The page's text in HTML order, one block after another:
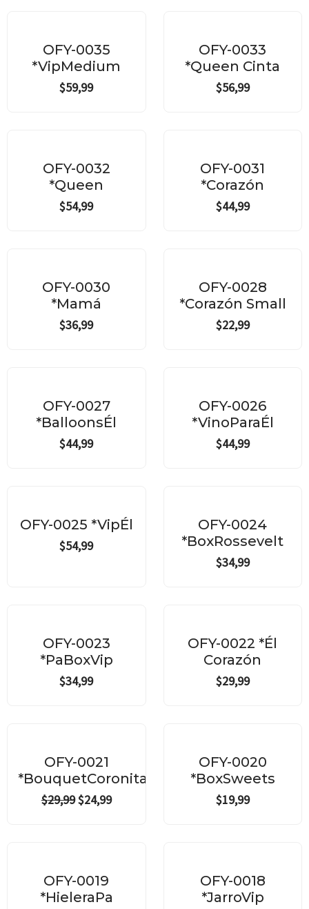
OFY-0035
*VipMedium
$59,99
OFY-0033
*Queen Cinta
$56,99
OFY-0032
*Queen
$54,99
OFY-0031
*Corazón
$44,99
OFY-0030
*Mamá
$36,99
OFY-0028
*Corazón Small
$22,99
OFY-0027
*BalloonsÉl
$44,99
OFY-0026
*VinoParaÉl
$44,99
OFY-0025 *VipÉl
$54,99
OFY-0024
*BoxRossevelt
$34,99
OFY-0023
*PaBoxVip
$34,99
OFY-0022 *Él
Corazón
$29,99
OFY-0021
*BouquetCoronitas
$29,99
was:
$29,99.
$24,99
$24,99.
OFY-0020
*BoxSweets
$19,99
OFY-0019
*HieleraPa
OFY-0018
*JarroVip